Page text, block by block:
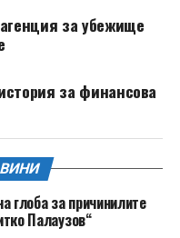
за убежище
за финансова
глоба за причинилите
Палаузов“